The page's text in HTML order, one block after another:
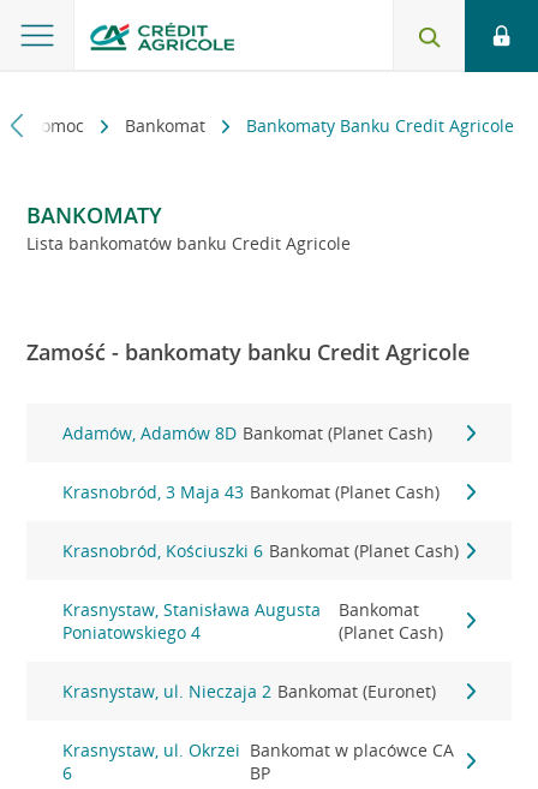
i pomoc Bankomat Bankomaty Banku Credit Agricole
BANKOMATY
Lista bankomatów banku Credit Agricole
Zamość - bankomaty banku Credit Agricole
Adamów, Adamów 8D Bankomat (Planet Cash)
Krasnobród, 3 Maja 43 Bankomat (Planet Cash)
Krasnobród, Kościuszki 6 Bankomat (Planet Cash)
Krasnystaw, Stanisława Augusta
Poniatowskiego 4
Bankomat
(Planet Cash)
Krasnystaw, ul. Nieczaja 2 Bankomat (Euronet)
Krasnystaw, ul. Okrzei
6
Bankomat w placówce CA
BP